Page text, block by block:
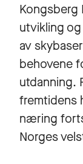
Kongsberg
utvikling
av
behovene
utdanning.
fremtidens
næring
Norges